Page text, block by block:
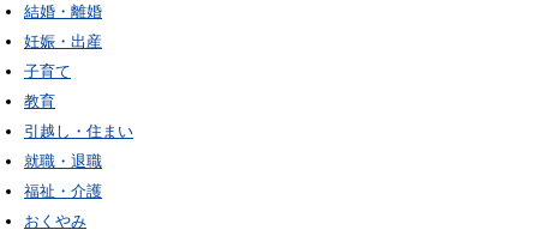
結婚・離婚
妊娠・出産
子育て
教育
引越し・住まい
就職・退職
福祉・介護
おくやみ